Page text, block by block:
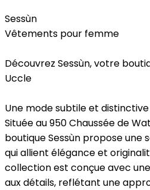
Sessùn
Vêtements pour femme
Découvrez Sessùn, votre
Uccle
Une mode subtile et distinctive
Située au 950 Chaussée de
boutique Sessùn propose
qui allient élégance et
collection est conçue avec
aux détails, reflétant une